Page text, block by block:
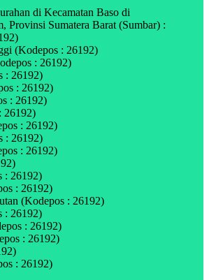
di Kecamatan Baso di
Provinsi Sumatera Barat (Sumbar) :
(Kodepos : 26192)
: 26192)
: 26192)
: 26192)
: 26192)
26192)
: 26192)
: 26192)
: 26192)
: 26192)
: 26192)
(Kodepos : 26192)
: 26192)
: 26192)
: 26192)
: 26192)